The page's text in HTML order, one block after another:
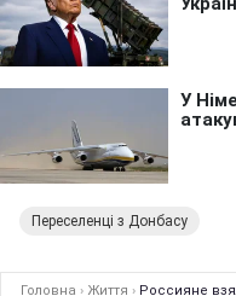
Переселенці з Донбасу
Головна › Життя › Россияне